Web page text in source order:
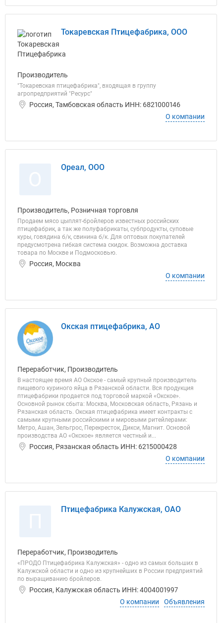
Токаревская Птицефабрика, ООО
Производитель
"Токаревская птицефабрика", входящая в группу
агропредприятий "Ресурс"
Россия, Тамбовская область ИНН: 6821000146
О компании
Ореал, ООО
Производитель, Розничная торговля
Продаем мясо цыплят-бройлеров известных российских
птицефабрик, а так же полуфабрикаты, субпродукты, суповые
куры, говядина б/к, свинина б/к. Для оптовых покупателей
предусмотрена гибкая система скидок. Возможна доставка
товара по Москве и Подмосковью.
Россия, Москва
О компании
Окская птицефабрика, АО
Переработчик, Производитель
В настоящее время АО Окское - самый крупный производитель
пищевого куриного яйца в Рязанской области. Вся продукция
птицефабрики продается под торговой маркой «Окское».
Основной рынок сбыта: Москва, Московская область, Рязань и
Рязанская область. Окская птицефабрика имеет контракты с
самыми крупными российскими и мировыми ритейлерами:
Метро, Ашан, Зельгрос, Перекресток, Дикси, Магнит. Основой
производства АО «Окское» является честный и...
Россия, Рязанская область ИНН: 6215000428
О компании
Птицефабрика Калужская, ОАО
Переработчик, Производитель
«ПРОДО Птицефабрика Калужская» - одно из самых больших в
Калужской области и одно из крупнейших в России предприятий
по выращиванию бройлеров.
Россия, Калужская область ИНН: 4004001997
О компании
Объявления